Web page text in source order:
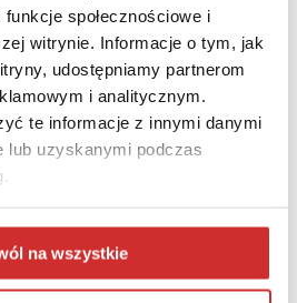
społecznościowe i
witrynie. Informacje o tym, jak
udostępniamy partnerom
i analitycznym.
te informacje z innymi danymi
lub uzyskanymi podczas
na wszystkie
dostępności i są dostosowane do
z niepełnosprawnościami.
szereg krajowych i
wymiany informacji, a ich
umożliwia integrację z innymi
takimi jak systemy kadrowe czy
rozwiązania mogą być
PCG Academia, które można
dostępność uczelni: